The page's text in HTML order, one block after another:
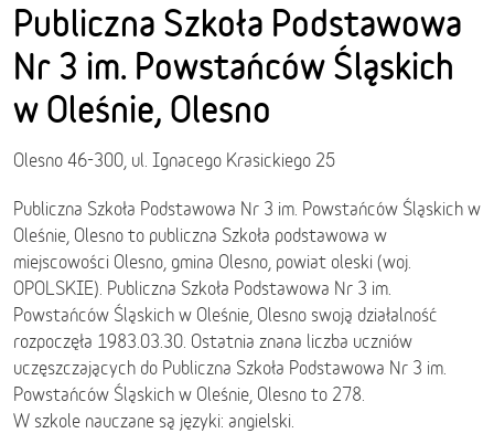
Publiczna Szkoła Podstawowa
Nr 3 im. Powstańców Śląskich
w Oleśnie, Olesno
Olesno 46-300, ul. Ignacego Krasickiego 25
Publiczna Szkoła Podstawowa Nr 3 im. Powstańców Śląskich w
Oleśnie, Olesno to publiczna Szkoła podstawowa w
miejscowości Olesno, gmina Olesno, powiat oleski (woj.
OPOLSKIE). Publiczna Szkoła Podstawowa Nr 3 im.
Powstańców Śląskich w Oleśnie, Olesno swoją działalność
rozpoczęła 1983.03.30. Ostatnia znana liczba uczniów
uczęszczających do Publiczna Szkoła Podstawowa Nr 3 im.
Powstańców Śląskich w Oleśnie, Olesno to 278.
W szkole nauczane są języki: angielski.